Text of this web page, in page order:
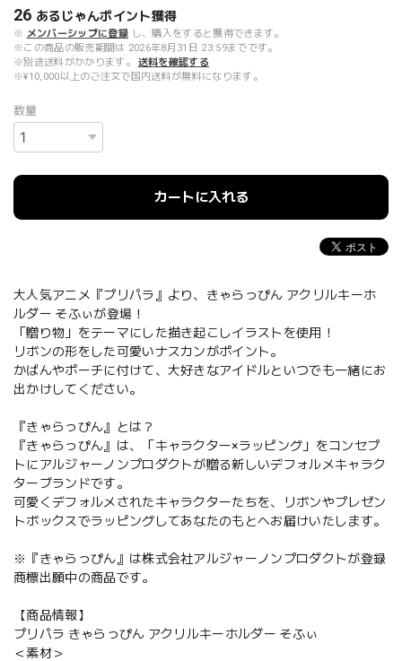
26 あるじゃんポイント獲得
※ メンバーシップに登録 し、購入をすると獲得できます。
※この商品の販売期間は 2026年8月31日 23:59までです。
※別途送料がかかります。
送料を確認する
※¥10,000以上のご注文で国内送料が無料になります。
数量
カートに入れる
大人気アニメ『プリパラ』より、きゃらっぴん アクリルキーホ
ルダー そふぃが登場！
「贈り物」をテーマにした描き起こしイラストを使用！
リボンの形をした可愛いナスカンがポイント。
かばんやポーチに付けて、大好きなアイドルといつでも一緒にお
出かけしてください。
『きゃらっぴん』とは？
『きゃらっぴん』は、「キャラクター×ラッピング」をコンセプ
トにアルジャーノンプロダクトが贈る新しいデフォルメキャラク
ターブランドです。
可愛くデフォルメされたキャラクターたちを、リボンやプレゼン
トボックスでラッピングしてあなたのもとへお届けいたします。
※『きゃらっぴん』は株式会社アルジャーノンプロダクトが登録
商標出願中の商品です。
【商品情報】
プリパラ きゃらっぴん アクリルキーホルダー そふぃ
＜素材＞